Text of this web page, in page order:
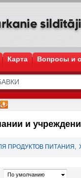
Карта Вопросы и
и
ПРОДУКТОВ ПИТАНИЯ ,
По умолчанию